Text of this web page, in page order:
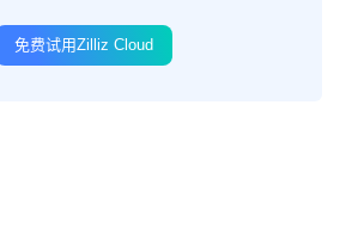
免费试用Zilliz Cloud